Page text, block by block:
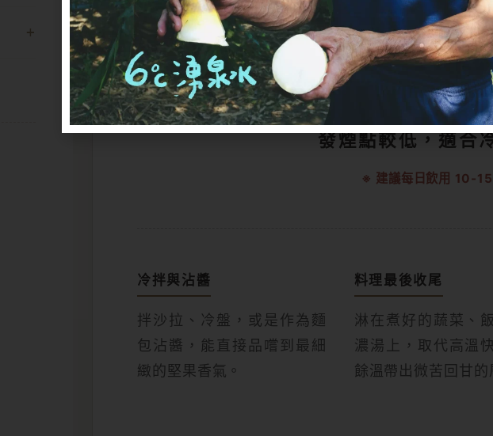
160
發煙點較低，適合
※ 建議每日飲用 10-
冷拌與沾醬
拌沙拉、冷盤，或是作為麵
包沾醬，能直接品嚐到最細
緻的堅果香氣。
料理最後收尾
淋在煮好的蔬菜、
濃湯上，取代高溫
餘溫帶出微苦回甘的